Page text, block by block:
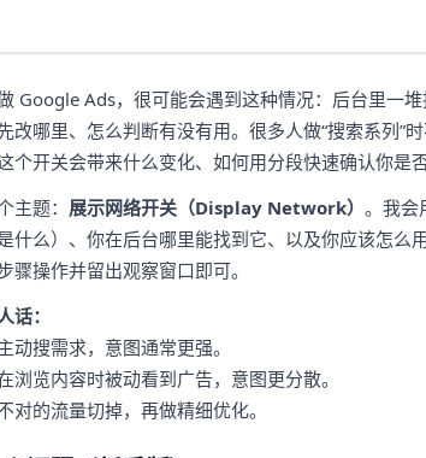
Google Ads，很可能会遇到这种情况：后台里一
改哪里、怎么判断有没有用。很多人做“搜索系列”
个开关会带来什么变化、如何用分段快速确认你是
主题： 展示网络开关（Display Network） 。我会
什么）、你在后台哪里能找到它、以及你应该怎么
骤操作并留出观察窗口即可。
话：
动搜需求，意图通常更强。
浏览内容时被动看到广告，意图更分散。
对的流量切掉，再做精细优化。